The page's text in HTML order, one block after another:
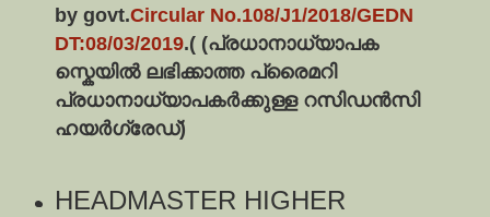
by govt.Circular No.108/J1/2018/GEDN
DT:08/03/2019.( (പ്രധാനാധ്യാപക
സ്കെയിൽ ലഭിക്കാത്ത പ്രൈമറി
പ്രധാനാധ്യാപകർക്കുള്ള റസിഡൻസി
ഹയർഗ്രേഡ്)
HEADMASTER HIGHER